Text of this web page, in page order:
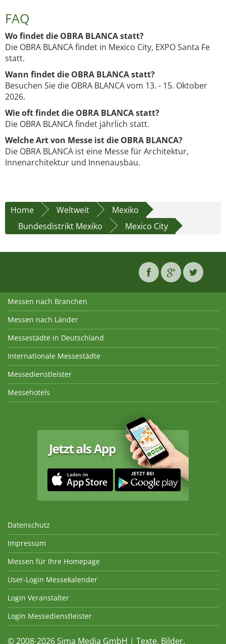
FAQ
Wo findet die OBRA BLANCA statt?
Die OBRA BLANCA findet in Mexico City, EXPO Santa Fe
statt.
Wann findet die OBRA BLANCA statt?
Besuchen Sie die OBRA BLANCA vom 13. - 15. Oktober
2026.
Wie oft findet die OBRA BLANCA statt?
Die OBRA BLANCA findet jährlich statt.
Welche Art von Messe ist die OBRA BLANCA?
Die OBRA BLANCA ist eine Messe für Architektur,
Innenarchitektur und Innenausbau.
Home Weltweit
Mexiko
Bundesdistrikt Mexiko
Mexico City
Messen nach Branchen
Messen nach Länder
Messestädte in Deutschland
Internationale Messestädte
Messedienstleister
Messehotels
Datenschutz
Impressum
Messen für Ihre Homepage
User-Login Messekalender
Login Veranstalter
Login Messedienstleister
© 2008-2026 Sima Media GmbH | Texte, Bilder,